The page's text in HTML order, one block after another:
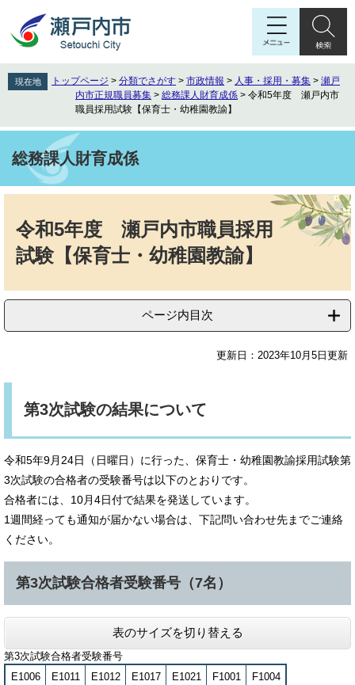
先
頭
す
を
飛
し
現在地 トップページ > 分類でさがす > 市政情報 > 人事・採用・募集 > 瀬戸
内市正規職員募集 > 総務課人財育成係 > 令和5年度 瀬戸内市
職員採用試験【保育士・幼稚園教諭】
総務課人財育成係
令和5年度 瀬戸内市職員採用
試験【保育士・幼稚園教諭】
ページ内目次
更新日：2023年10月5日更新
第3次試験の結果について
令和5年9月24日（日曜日）に行った、保育士・幼稚園教諭採用試験第
3次試験の合格者の受験番号は以下のとおりです。
合格者には、10月4日付で結果を発送しています。
1週間経っても通知が届かない場合は、下記問い合わせ先までご連絡
ください。
第3次試験合格者受験番号（7名）
表のサイズを切り替える
第3次試験合格者受験番号
E1006
E1011 E1012 E1017 E1021 F1001 F1004